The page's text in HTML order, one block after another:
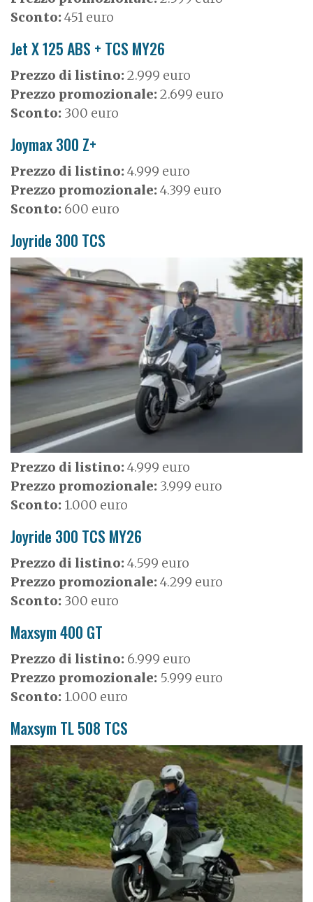
Sconto: 451 euro
Jet X 125 ABS + TCS MY26
Prezzo di listino: 2.999 euro
Prezzo promozionale: 2.699 euro
Sconto: 300 euro
Joymax 300 Z+
Prezzo di listino: 4.999 euro
Prezzo promozionale: 4.399 euro
Sconto: 600 euro
Joyride 300 TCS
I
m
a
g
e
Prezzo di listino: 4.999 euro
Prezzo promozionale: 3.999 euro
Sconto: 1.000 euro
Joyride 300 TCS MY26
Prezzo di listino: 4.599 euro
Prezzo promozionale: 4.299 euro
Sconto: 300 euro
Maxsym 400 GT
Prezzo di listino: 6.999 euro
Prezzo promozionale: 5.999 euro
Sconto: 1.000 euro
Maxsym TL 508 TCS
I
m
a
g
e